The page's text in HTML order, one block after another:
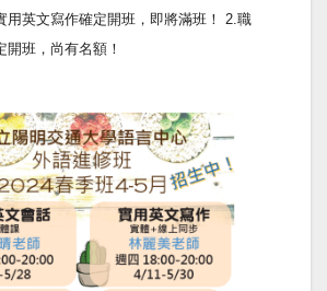
用英文寫作確定開班，即將滿班！ 2.職
開班，尚有名額！